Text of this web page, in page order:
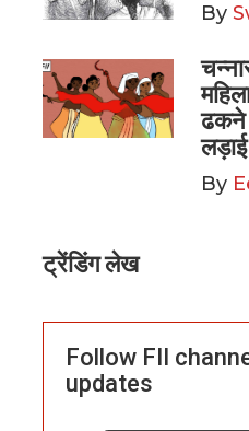
By
ढकने
लड़ाई
By
ट्रेंडिंग लेख
Follow FII
updates